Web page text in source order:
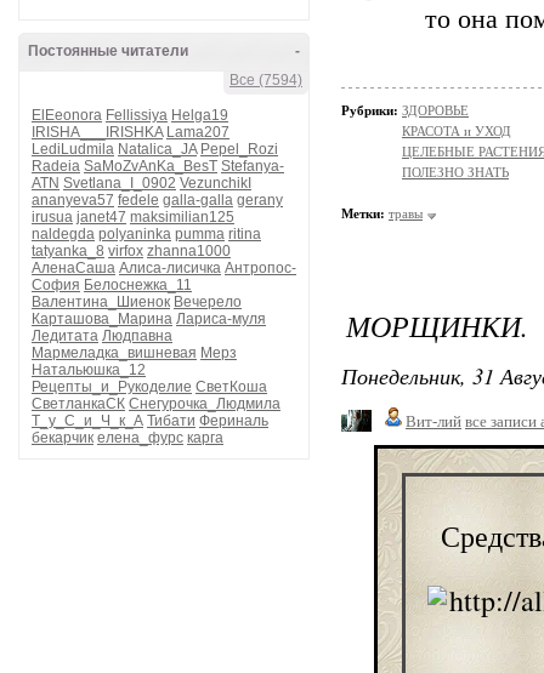
-
Постоянные читатели
Все (7594)
ElEeonora Fellissiya Helga19
IRISHA___IRISHKA Lama207
LediLudmila Natalica_JA Pepel_Rozi
Radeia SaMoZvAnKa_BesT Stefanya-
ATN Svetlana_I_0902 VezunchikI
ananyeva57 fedele galla-galla gerany
irusua janet47 maksimilian125
naldegda polyaninka pumma ritina
tatyanka_8 virfox zhanna1000
АленаСаша Алиса-лисичка Антропос-
София Белоснежка_11
Валентина_Шиенок Вечерело
Карташова_Марина Лариса-муля
Ледитата Людпавна
Мармеладка_вишневая Мерз
Натальюшка_12
Рецепты_и_Рукоделие СветКоша
СветланкаСК Снегурочка_Людмила
Т_у_С_и_Ч_к_А Тибати Фериналь
бекарчик елена_фурс карга
то она
Рубрики: ЗДОРОВЬЕ
КРАСОТА и УХОД
ЦЕЛЕБНЫЕ
ПОЛЕЗНО ЗНАТЬ
Метки: травы
МОРЩИНКИ.
Понедельник, 31
Вит-лий все записи